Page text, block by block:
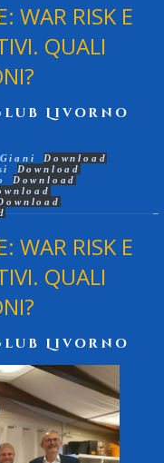
WAR RISK E
QUALI
Livorno
Download
Download
Download
WAR RISK E
QUALI
Livorno